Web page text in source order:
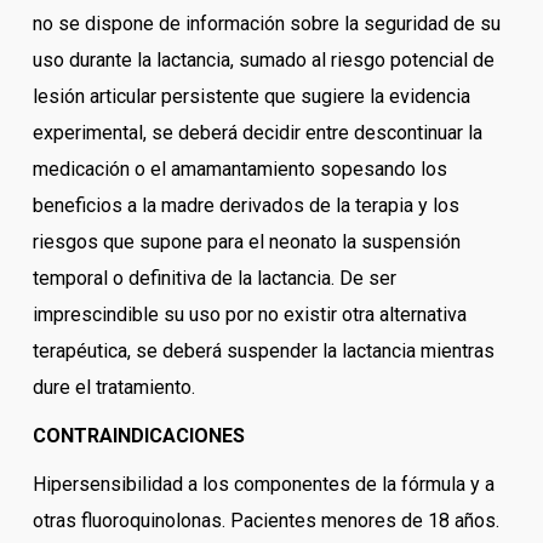
no se dispone de información sobre la seguridad de su
uso durante la lactancia, sumado al riesgo potencial de
lesión articular persistente que sugiere la evidencia
experimental, se deberá decidir entre descontinuar la
medicación o el amamantamiento sopesando los
beneficios a la madre derivados de la terapia y los
riesgos que supone para el neonato la suspensión
temporal o definitiva de la lactancia. De ser
imprescindible su uso por no existir otra alternativa
terapéutica, se deberá suspender la lactancia mientras
dure el tratamiento.
CONTRAINDICACIONES
Hipersensibilidad a los componentes de la fórmula y a
otras fluoroquinolonas. Pacientes menores de 18 años.